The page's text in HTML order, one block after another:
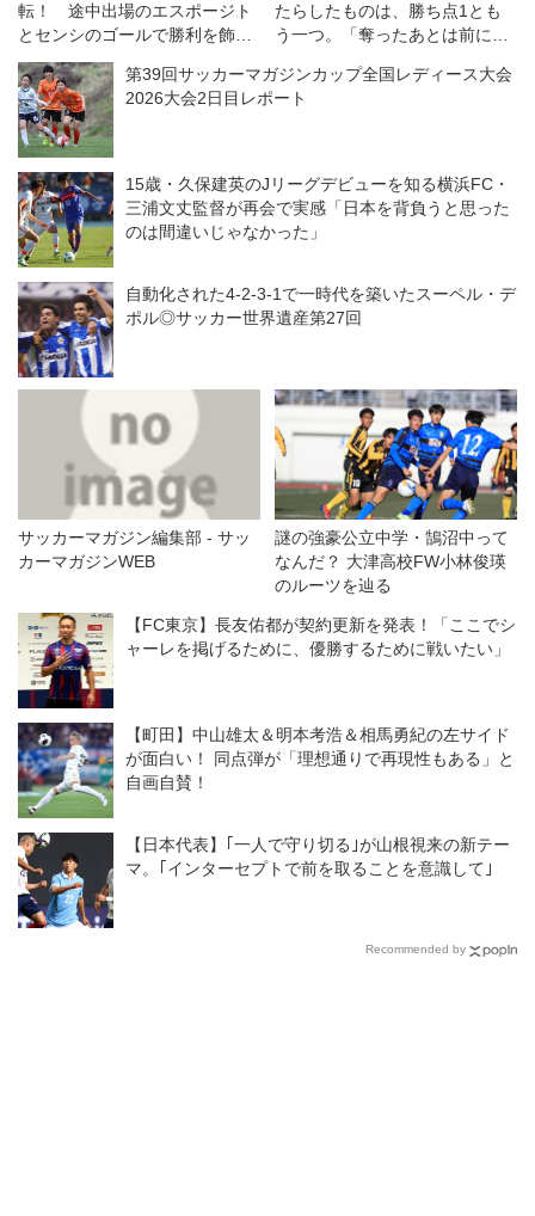
転！ 途中出場のエスポージト
とセンシのゴールで勝利を飾る
◎クラブ親善試合
たらしたものは、勝ち点1とも
う一つ。「奪ったあとは前に出
第39回サッカーマガジンカップ全国レディース大会
2026大会2日目レポート
15歳・久保建英のJリーグデビューを知る横浜FC・
三浦文丈監督が再会で実感「日本を背負うと思った
のは間違いじゃなかった」
自動化された4-2-3-1で一時代を築いたスーペル・デ
ポル◎サッカー世界遺産第27回
サッカーマガジン編集部 - サッ
カーマガジンWEB
謎の強豪公立中学・鵠沼中って
なんだ？ 大津高校FW小林俊瑛
のルーツを辿る
【FC東京】長友佑都が契約更新を発表！「ここでシ
ャーレを掲げるために、優勝するために戦いたい」
【町田】中山雄太＆明本考浩＆相馬勇紀の左サイド
が面白い！ 同点弾が「理想通りで再現性もある」と
自画自賛！
【日本代表】｢一人で守り切る｣が山根視来の新テー
マ。｢インターセプトで前を取ることを意識して｣
Recommended by